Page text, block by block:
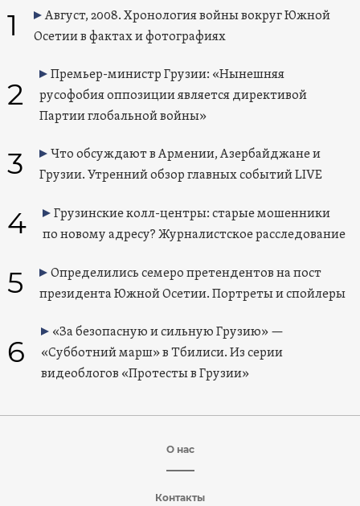
1
Август, 2008. Хронология войны вокруг Южной
Осетии в фактах и фотографиях
2
Премьер-министр Грузии: «Нынешняя
русофобия оппозиции является директивой
Партии глобальной войны»
3
Что обсуждают в Армении, Азербайджане и
Грузии. Утренний обзор главных событий LIVE
4
Грузинские колл-центры: старые мошенники
по новому адресу? Журналистское расследование
5
Определились семеро претендентов на пост
президента Южной Осетии. Портреты и спойлеры
6
«За безопасную и сильную Грузию» —
«Субботний марш» в Тбилиси. Из серии
видеоблогов «Протесты в Грузии»
О нас
Контакты